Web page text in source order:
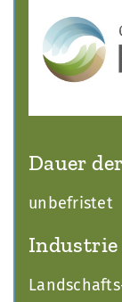
Dauer
unbefristet
Industrie